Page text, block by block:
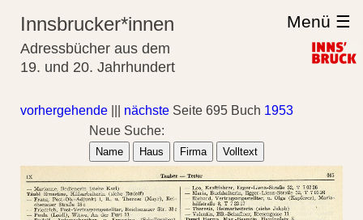
Innsbrucker*innen
Adressbücher aus dem
19. und 20. Jahrhundert
Menü ☰
vorhergehende nächste Seite 695 Buch 1953
Neue Suche:
Name Haus Firma Volltext